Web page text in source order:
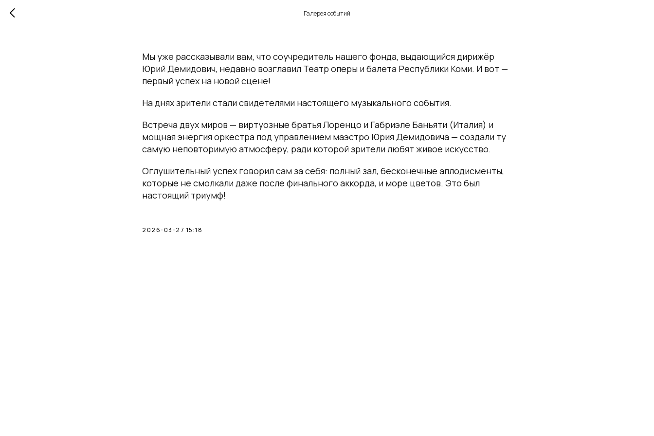
Галерея событий
Новый успех Юрия Демидовича
Мы уже рассказывали вам, что соучредитель нашего фонда, выдающийся дирижёр
Юрий Демидович, недавно возглавил Театр оперы и балета Республики Коми. И вот —
первый успех на новой сцене!
На днях зрители стали свидетелями настоящего музыкального события.
Встреча двух миров — виртуозные братья Лоренцо и Габриэле Баньяти (Италия) и
мощная энергия оркестра под управлением маэстро Юрия Демидовича — создали ту
самую неповторимую атмосферу, ради которой зрители любят живое искусство.
Оглушительный успех говорил сам за себя: полный зал, бесконечные аплодисменты,
которые не смолкали даже после финального аккорда, и море цветов. Это был
настоящий триумф!
2026-03-27 15:18